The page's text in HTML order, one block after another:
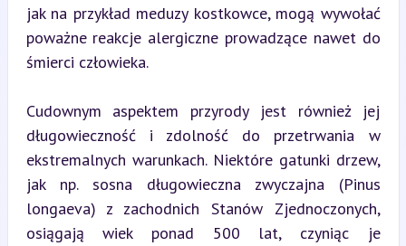
jak na przykład meduzy kostkowce, mogą wywołać
poważne reakcje alergiczne prowadzące nawet do
śmierci człowieka.
Cudownym aspektem przyrody jest również jej
długowieczność i zdolność do przetrwania w
ekstremalnych warunkach. Niektóre gatunki drzew,
jak np. sosna długowieczna zwyczajna (Pinus
longaeva) z zachodnich Stanów Zjednoczonych,
osiągają wiek ponad 500 lat, czyniąc je